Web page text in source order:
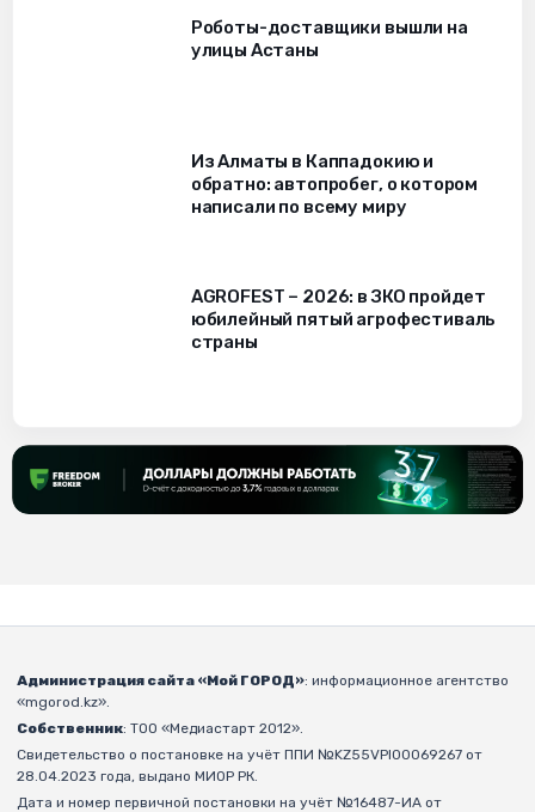
Роботы-доставщики вышли на
улицы Астаны
Из Алматы в Каппадокию и
обратно: автопробег, о котором
написали по всему миру
AGROFEST – 2026: в ЗКО пройдет
юбилейный пятый агрофестиваль
страны
Администрация сайта «Мой ГОРОД»: информационное агентство
«mgorod.kz».
Собственник: ТОО «Медиастарт 2012».
Свидетельство о постановке на учёт ППИ №KZ55VPI00069267 от
28.04.2023 года, выдано МИОР РК.
Дата и номер первичной постановки на учёт №16487-ИА от